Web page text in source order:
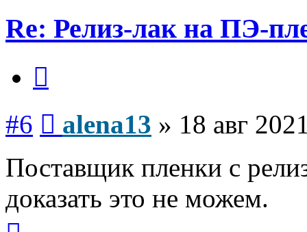
Re: Релиз-лак на ПЭ-
#6 alena13 » 18 авг
Поставщик пленки с
доказать это не можем.